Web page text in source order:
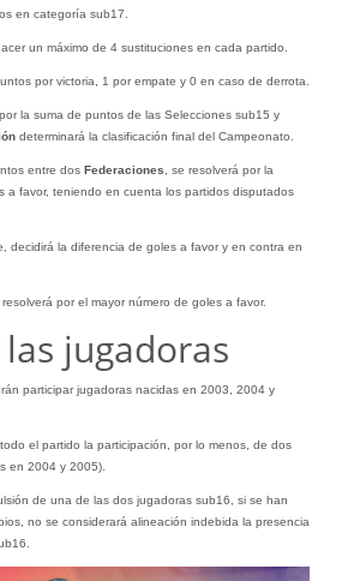
en categoría sub17.
un máximo de 4 sustituciones en cada partido.
por victoria, 1 por empate y 0 en caso de derrota.
la suma de puntos de las Selecciones sub15 y
determinará la clasificación final del Campeonato.
entre dos Federaciones , se resolverá por la
a favor, teniendo en cuenta los partidos disputados
decidirá la diferencia de goles a favor y en contra en
por el mayor número de goles a favor.
jugadoras
participar jugadoras nacidas en 2003, 2004 y
el partido la participación, por lo menos, de dos
en 2004 y 2005).
de una de las dos jugadoras sub16, si se han
no se considerará alineación indebida la presencia